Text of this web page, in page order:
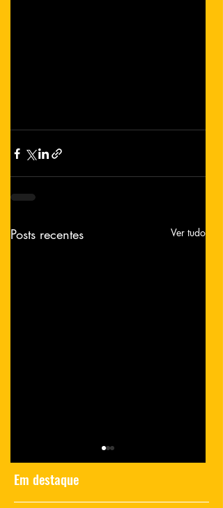
Posts recentes Ver tudo
Em destaque